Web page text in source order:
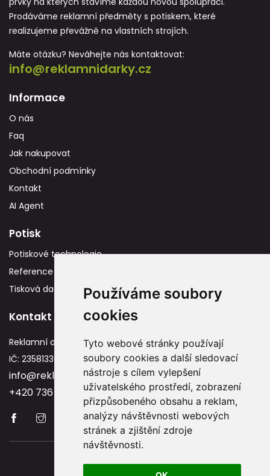
Používáme soubory
cookies
Tyto webové stránky používají
soubory cookies a další sledovací
nástroje s cílem vylepšení
uživatelského prostředí, zobrazení
přizpůsobeného obsahu a reklam,
analýzy návštěvnosti webových
stránek a zjištění zdroje
návštěvnosti.
Prodáváme reklamní předměty s potiskem, které
realizujeme převážně na vlastních strojích.
Máte otázku? Neváhejte nás kontaktovat:
info@reklamnidarky.cz
Informace
O nás
Faq
Jak nakupovat
Obchodní podmínky
Kontakt
AI Agent
Potisk
Potiskové technologie
Reference
Tisková data
Kontakt
Reklamní dárky
IČ: 23581336
info@reklamnidarky.cz
+420 736 787 715